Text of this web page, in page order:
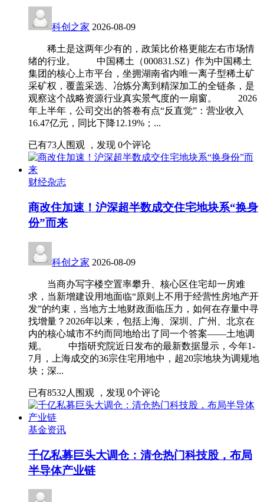
科创之家 2026-08-09
稀土是这两年少有的，政策比价格更能左右市场情
绪的行业。 中国稀土（000831.SZ）作为中国稀土
集团的核心上市平台，坐拥湖南省内唯一离子型稀土矿
采矿权，覆盖采选、冶炼分离到精深加工的全链条，是
观察这个战略资源行业真实景气度的一扇窗。 2026
年上半年，公司交出的答卷有点“反直觉”：营业收入
16.47亿元，同比下降12.19%；...
已有73人围观 ，发现 0个评论
财经杂志
商改住加速！沪深超半数成交住宅地块系“换身
份”而来
科创之家 2026-08-09
当商办写字楼空置率攀升、核心区住宅却一房难
求，当新增建设用地面临“原则上不用于经营性房地产开
发”的约束，当地方土地财政面临压力，如何在存量中寻
找增量？2026年以来，包括上海、深圳、广州、北京在
内的核心城市不约而同地给出了同一个答案——土地调
规。 中指研究院近日发布的最新数据显示，今年1-
7月，上海成交的36宗住宅用地中，超20宗地块为调规地
块；深...
已有8532 人围观 ，发现 0个评论
基金资讯
千亿私募巨头大调仓：清仓热门科技股，布局
半导体产业链